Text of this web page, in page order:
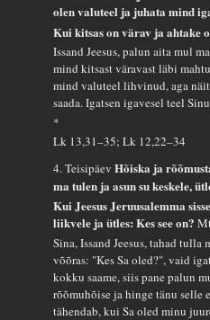
olen valuteel ja juhata mind
Kui kitsas on värav ja ahtake
Issand Jeesus, palun aita mul
mind kitsast väravast läbi
mind valuteel lihvinud, aga
saada. Igatsen igavesel teel
*
Lk 13,31–35; Lk 12,22–34
4. TeisipäevHõiska ja
ma tulen ja asun su keskele,
Kui Jeesus Jeruusalemma
liikvele ja ütles: Kes see on?
Sina, Issand Jeesus, tahad
võõras: "Kes Sa oled?", vaid
kokku saame, siis pane palun
rõõmuhõise ja hinge tänu selle
tähendab, kui Sa oled minu